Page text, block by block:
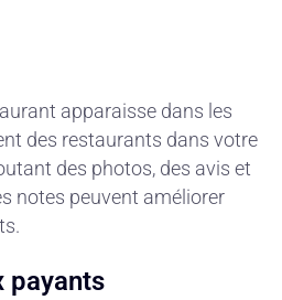
apparaisse dans les
des restaurants dans votre
des photos, des avis et
notes peuvent améliorer
payants